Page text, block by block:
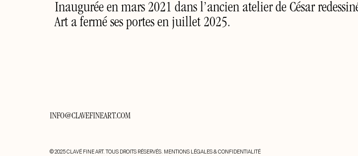
Inaugurée en mars 2021 dans l’ancien atelier de César
Art a fermé ses portes en juillet 2025.
INFO@CLAVEFINEART.COM
© 2025 CLAVÉ FINE ART. TOUS DROITS RÉSERVÉS. MENTIONS LÉGALES & CONFIDENTIALITÉ